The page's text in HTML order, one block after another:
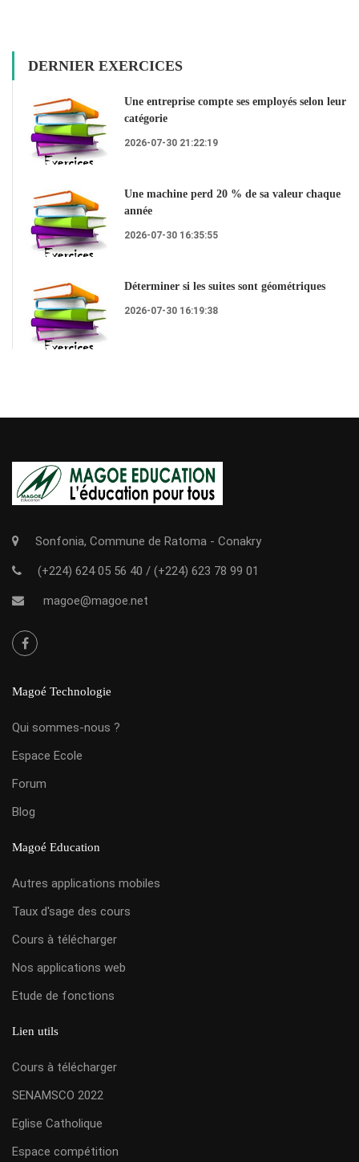
DERNIER EXERCICES
Une entreprise compte ses employés selon leur
catégorie
2026-07-30 21:22:19
Une machine perd 20 % de sa valeur chaque
année
2026-07-30 16:35:55
Déterminer si les suites sont géométriques
2026-07-30 16:19:38
Sonfonia, Commune de Ratoma - Conakry
(+224) 624 05 56 40 / (+224) 623 78 99 01
magoe@magoe.net
Magoé Technologie
Qui sommes-nous ?
Espace Ecole
Forum
Blog
Magoé Education
Autres applications mobiles
Taux d'sage des cours
Cours à télécharger
Nos applications web
Etude de fonctions
Lien utils
Cours à télécharger
SENAMSCO 2022
Eglise Catholique
Espace compétition